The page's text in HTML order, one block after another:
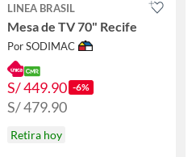
LINEA BRASIL
Mesa de TV 70" Recife
Por SODIMAC
S/ 449.90 -6%
S/ 479.90
Retira hoy